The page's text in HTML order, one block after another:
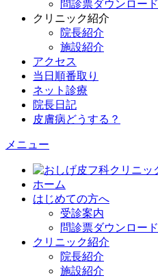
問診票ダウンロード
クリニック紹介
院長紹介
施設紹介
アクセス
当日順番取り
ネット診療
院長日記
皮膚病どうする？
メニュー
ホーム
はじめての方へ
受診案内
問診票ダウンロード
クリニック紹介
院長紹介
施設紹介